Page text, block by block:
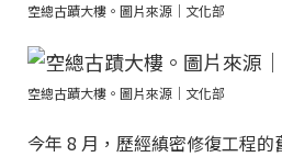
空總古蹟大樓。圖片來源｜文化部
空總古蹟大樓。圖片來源｜文化部
今年 8 月，歷經縝密修復工程